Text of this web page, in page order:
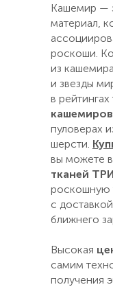
Кашемир —
материал,
роскоши.
из
и звезды
в
пуловерах
шерсти.
вы можете в
тканей
роскошную
с
ближнего
Высокая
самим
получения